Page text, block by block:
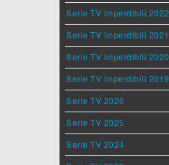
Serie TV imperdibili 2022
Serie TV imperdibili 2021
Serie TV imperdibili 2020
Serie TV imperdibili 2019
Serie TV 2026
Serie TV 2025
Serie TV 2024